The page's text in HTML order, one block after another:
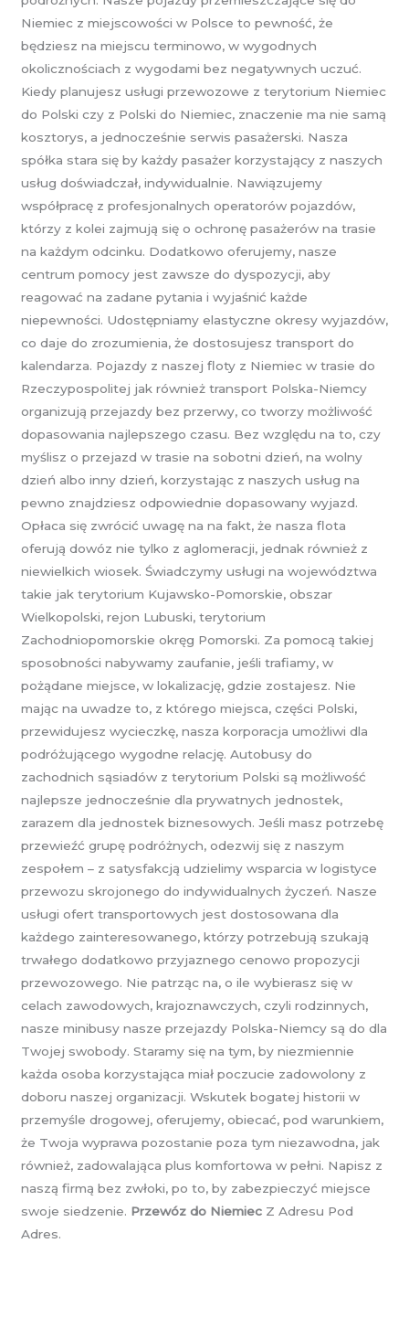
Niemiec z miejscowości w Polsce to pewność, że
będziesz na miejscu terminowo, w wygodnych
okolicznościach z wygodami bez negatywnych uczuć.
Kiedy planujesz usługi przewozowe z terytorium Niemiec
do Polski czy z Polski do Niemiec, znaczenie ma nie samą
kosztorys, a jednocześnie serwis pasażerski. Nasza
spółka stara się by każdy pasażer korzystający z naszych
usług doświadczał, indywidualnie. Nawiązujemy
współpracę z profesjonalnych operatorów pojazdów,
którzy z kolei zajmują się o ochronę pasażerów na trasie
na każdym odcinku. Dodatkowo oferujemy, nasze
centrum pomocy jest zawsze do dyspozycji, aby
reagować na zadane pytania i wyjaśnić każde
niepewności. Udostępniamy elastyczne okresy wyjazdów,
co daje do zrozumienia, że dostosujesz transport do
kalendarza. Pojazdy z naszej floty z Niemiec w trasie do
Rzeczypospolitej jak również transport Polska-Niemcy
organizują przejazdy bez przerwy, co tworzy możliwość
dopasowania najlepszego czasu. Bez względu na to, czy
myślisz o przejazd w trasie na sobotni dzień, na wolny
dzień albo inny dzień, korzystając z naszych usług na
pewno znajdziesz odpowiednie dopasowany wyjazd.
Opłaca się zwrócić uwagę na na fakt, że nasza flota
oferują dowóz nie tylko z aglomeracji, jednak również z
niewielkich wiosek. Świadczymy usługi na województwa
takie jak terytorium Kujawsko-Pomorskie, obszar
Wielkopolski, rejon Lubuski, terytorium
Zachodniopomorskie okręg Pomorski. Za pomocą takiej
sposobności nabywamy zaufanie, jeśli trafiamy, w
pożądane miejsce, w lokalizację, gdzie zostajesz. Nie
mając na uwadze to, z którego miejsca, części Polski,
przewidujesz wycieczkę, nasza korporacja umożliwi dla
podróżującego wygodne relację. Autobusy do
zachodnich sąsiadów z terytorium Polski są możliwość
najlepsze jednocześnie dla prywatnych jednostek,
zarazem dla jednostek biznesowych. Jeśli masz potrzebę
przewieźć grupę podróżnych, odezwij się z naszym
zespołem – z satysfakcją udzielimy wsparcia w logistyce
przewozu skrojonego do indywidualnych życzeń. Nasze
usługi ofert transportowych jest dostosowana dla
każdego zainteresowanego, którzy potrzebują szukają
trwałego dodatkowo przyjaznego cenowo propozycji
przewozowego. Nie patrząc na, o ile wybierasz się w
celach zawodowych, krajoznawczych, czyli rodzinnych,
nasze minibusy nasze przejazdy Polska-Niemcy są do dla
Twojej swobody. Staramy się na tym, by niezmiennie
każda osoba korzystająca miał poczucie zadowolony z
doboru naszej organizacji. Wskutek bogatej historii w
przemyśle drogowej, oferujemy, obiecać, pod warunkiem,
że Twoja wyprawa pozostanie poza tym niezawodna, jak
również, zadowalająca plus komfortowa w pełni. Napisz z
naszą firmą bez zwłoki, po to, by zabezpieczyć miejsce
swoje siedzenie. Przewóz do Niemiec Z Adresu Pod
Adres.